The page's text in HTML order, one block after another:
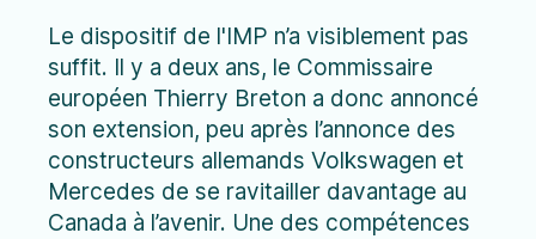
Le dispositif de l'IMP n’a visiblement pas
suffit. Il y a deux ans, le Commissaire
européen Thierry Breton a donc annoncé
son extension, peu après l’annonce des
constructeurs allemands Volkswagen et
Mercedes de se ravitailler davantage au
Canada à l’avenir. Une des compétences